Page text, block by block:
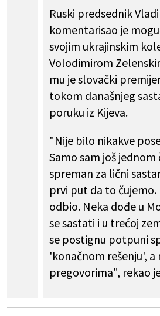
Ruski predsednik
komentarisao je
svojim ukrajinskim
Volodimirom
mu je slovački
tokom današnjeg
poruku iz Kijeva.
"Nije bilo nikakve
Samo sam još jednom
spreman za lični
prvi put da to čujemo.
odbio. Neka dođe u
se sastati i u trećoj
se postignu potpuni
'konačnom rešenju', a
pregovorima", rekao